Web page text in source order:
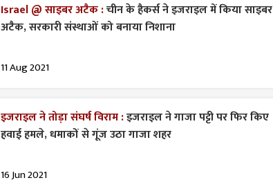
Israel @ साइबर अटैक :चीन के हैकर्स ने इजराइल में किया साइबर
अटैक, सरकारी संस्थाओं को बनाया निशाना
11 Aug 2021
इजराइल ने तोड़ा संघर्ष विराम :इजराइल ने गाजा पट्टी पर फिर किए
हवाई हमले, धमाकों से गूंज उठा गाजा शहर
16 Jun 2021